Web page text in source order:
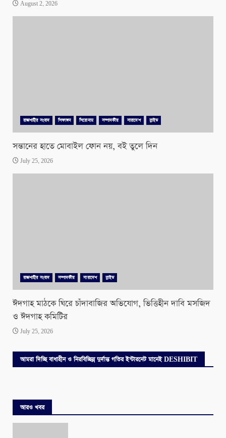
August 2, 2026
রাজশাহীর সংবাদ শিক্ষাঙ্গন শিরোনাম সম্পাদকীয় সারাদেশ স্লাইড
সন্তানের হাতে মোবাইল ফোন নয়, বই তুলে দিন
July 25, 2026
রাজশাহীর সংবাদ সম্পাদকীয় সারাদেশ স্লাইড
ঈদগাহ মাঠকে ঘিরে চাঁদাবাজির অভিযোগ, ভিত্তিহীন দাবি মসজিদ
ও ঈদগাহ কমিটির
July 25, 2026
আমরা দিচ্ছি বাধাহীন ও নিরবিচ্ছিন্ন দুর্দান্ত গতির ইন্টারনেট মানেই DESHIBIT
আরও খবর